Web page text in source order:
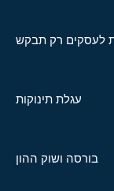
לעסקים רק תבקש
עגלת תינוקות
בורסה ושוק ההון